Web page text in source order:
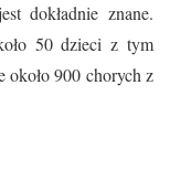
dokładnie znane.
50 dzieci z tym
około 900 chorych z